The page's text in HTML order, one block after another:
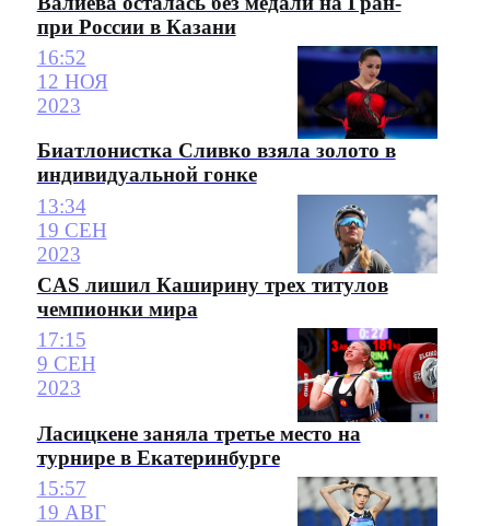
при России в Казани
16:52
12 НОЯ
2023
Биатлонистка Сливко взяла золото в
индивидуальной гонке
13:34
19 СЕН
2023
CAS лишил Каширину трех титулов
чемпионки мира
17:15
9 СЕН
2023
Ласицкене заняла третье место на
турнире в Екатеринбурге
15:57
19 АВГ